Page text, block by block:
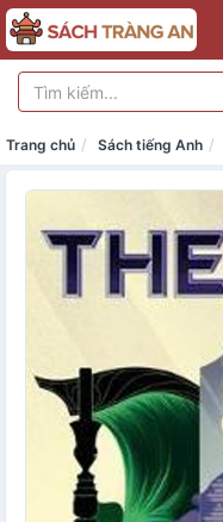
Trang chủ Sách tiếng Anh